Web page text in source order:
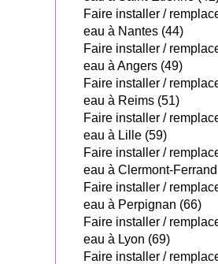
Faire installer /
eau à Nantes (44)
Faire installer /
eau à Angers (49)
Faire installer /
eau à Reims (51)
Faire installer /
eau à Lille (59)
Faire installer /
eau à Clermont-
Faire installer /
eau à Perpignan (66)
Faire installer /
eau à Lyon (69)
Faire installer /